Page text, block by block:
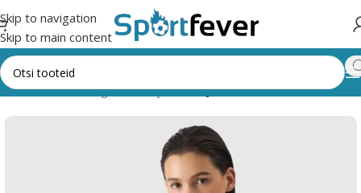
Skip to navigation
Skip to main content
Esileht Kõik kategooriad Ujumine Ujumisriided